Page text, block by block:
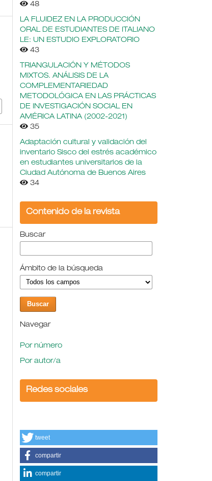
48
LA FLUIDEZ EN LA PRODUCCIÓN
ORAL DE ESTUDIANTES DE ITALIANO
LE: UN ESTUDIO EXPLORATORIO
43
TRIANGULACIÓN Y MÉTODOS
MIXTOS. ANÁLISIS DE LA
COMPLEMENTARIEDAD
METODOLÓGICA EN LAS PRÁCTICAS
DE INVESTIGACIÓN SOCIAL EN
AMÉRICA LATINA (2002-2021)
35
Adaptación cultural y validación del
inventario Sisco del estrés académico
en estudiantes universitarios de la
Ciudad Autónoma de Buenos Aires
34
Contenido de la revista
Buscar
Ámbito de la búsqueda
Navegar
Por número
Por autor/a
Redes sociales
tweet
compartir
compartir